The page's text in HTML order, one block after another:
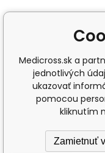
Medicross.sk a
jednotlivých
ukazovať
pomocou
kliknutím
Zamietnuť